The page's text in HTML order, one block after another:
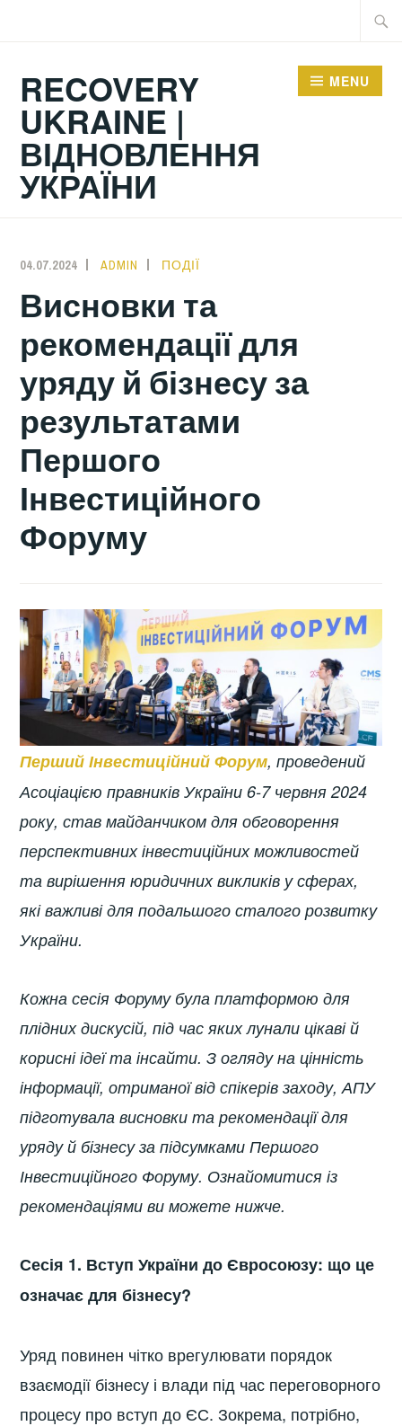
RECOVERY
UKRAINE |
ВІДНОВЛЕННЯ
УКРАЇНИ
MENU
04.07.2024 ADMIN ПОДІЇ
Висновки та
рекомендації для
уряду й бізнесу за
результатами
Першого
Інвестиційного
Форуму
Перший Інвестиційний Форум, проведений
Асоціацією правників України 6-7 червня 2024
року, став майданчиком для обговорення
перспективних інвестиційних можливостей
та вирішення юридичних викликів у сферах,
які важливі для подальшого сталого розвитку
України.
Кожна сесія Форуму була платформою для
плідних дискусій, під час яких лунали цікаві й
корисні ідеї та інсайти. З огляду на цінність
інформації, отриманої від спікерів заходу, АПУ
підготувала висновки та рекомендації для
уряду й бізнесу за підсумками Першого
Інвестиційного Форуму. Ознайомитися із
рекомендаціями ви можете нижче.
Сесія 1. Вступ України до Євросоюзу: що це
означає для бізнесу?
Уряд повинен чітко врегулювати порядок
взаємодії бізнесу і влади під час переговорного
процесу про вступ до ЄС. Зокрема, потрібно,